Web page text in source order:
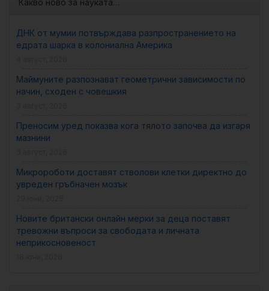
Какво ново за науката…
ДНК от мумии потвърждава разпространението на
едрата шарка в колониална Америка
Маймуните разпознават геометрични зависимости по
начин, сходен с човешкия
Преносим уред показва кога тялото започва да изгаря
мазнини
Микророботи доставят стволови клетки директно до
увреден гръбначен мозък
Новите британски онлайн мерки за деца поставят
тревожни въпроси за свободата и личната
неприкосновеност